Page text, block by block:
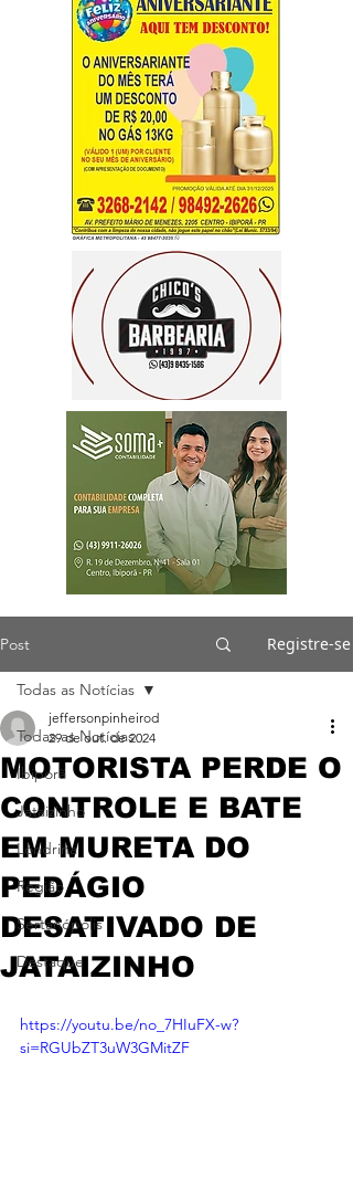
Post Registre-se
Todas as Notícias
Ibiporã
Jataizinho
Londrina
Região
Sertanópolis
Destaque
Todas as Notícias
MOTORISTA PERDE O
CONTROLE E BATE
EM MURETA DO
PEDÁGIO
DESATIVADO DE
JATAIZINHO
jeffersonpinheirod
29 de out. de 2024
https://youtu.be/no_7HIuFX-w?
si=RGUbZT3uW3GMitZF